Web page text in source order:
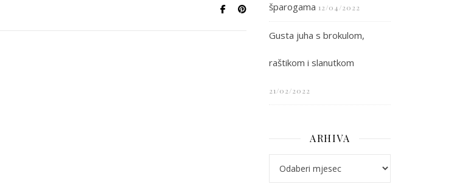
šparogama 12/04/2022
Gusta juha s brokulom,
raštikom i slanutkom
21/02/2022
ARHIVA